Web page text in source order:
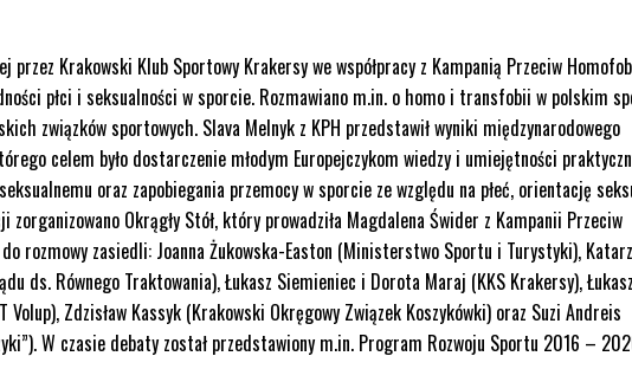
przez Krakowski Klub Sportowy Krakersy we współpracy z Kampanią Przeciw
płci i seksualności w sporcie. Rozmawiano m.in. o homo i transfobii w polskim
związków sportowych. Slava Melnyk z KPH przedstawił wyniki międzynarodowego
celem było dostarczenie młodym Europejczykom wiedzy i umiejętności
oraz zapobiegania przemocy w sporcie ze względu na płeć, orientację
Okrągły Stół, który prowadziła Magdalena Świder z Kampanii Przeciw
rozmowy zasiedli: Joanna Żukowska-Easton (Ministerstwo Sportu i Turystyki),
ds. Równego Traktowania), Łukasz Siemieniec i Dorota Maraj (KKS Krakersy), Łukasz
Zdzisław Kassyk (Krakowski Okręgowy Związek Koszykówki) oraz Suzi Andreis
W czasie debaty został przedstawiony m.in. Program Rozwoju Sportu 2016 –